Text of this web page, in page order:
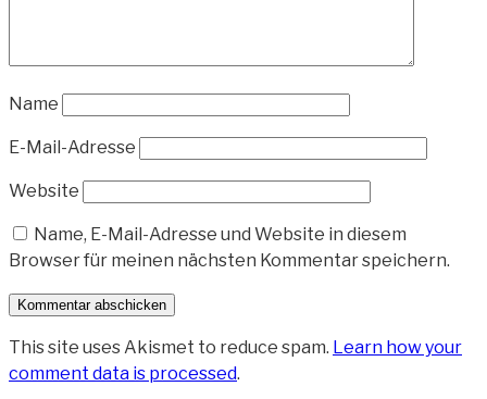
Name
E-Mail-Adresse
Website
Name, E-Mail-Adresse und Website in diesem
Browser für meinen nächsten Kommentar speichern.
This site uses Akismet to reduce spam. Learn how your
comment data is processed.